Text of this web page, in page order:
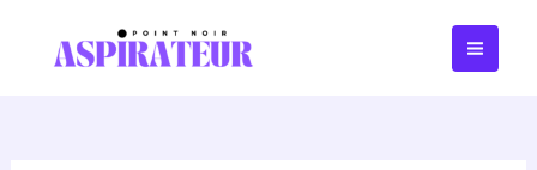
contenu
Main
articles